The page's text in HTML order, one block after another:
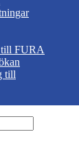
till FURA
till